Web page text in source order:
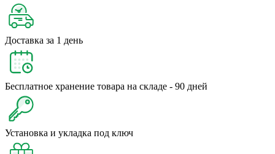
Доставка за 1 день
Бесплатное хранение товара на складе - 90 дней
Установка и укладка под ключ